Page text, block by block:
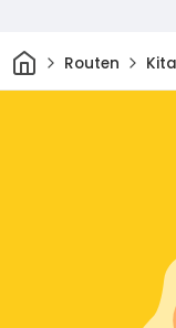
HeimRouten